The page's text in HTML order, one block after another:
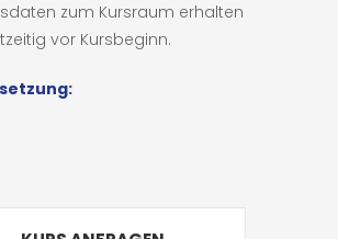
zum Kursraum erhalten
vor Kursbeginn.